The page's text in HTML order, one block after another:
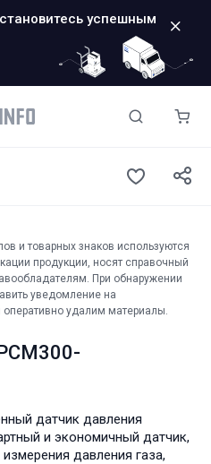
успешным
и товарных знаков используются
продукции, носят справочный
При обнаружении
уведомление на
удалим материалы.
датчик давления
и экономичный датчик,
давления газа,